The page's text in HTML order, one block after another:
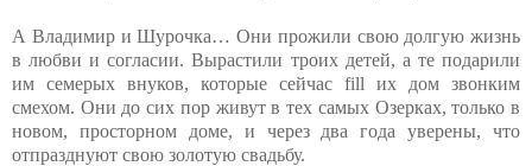
А Владимир и Шурочка… Они прожили свою долгую жизнь
в любви и согласии. Вырастили троих детей, а те подарили
им семерых внуков, которые сейчас fill их дом звонким
смехом. Они до сих пор живут в тех самых Озерках, только в
новом, просторном доме, и через два года уверены, что
отпразднуют свою золотую свадьбу.